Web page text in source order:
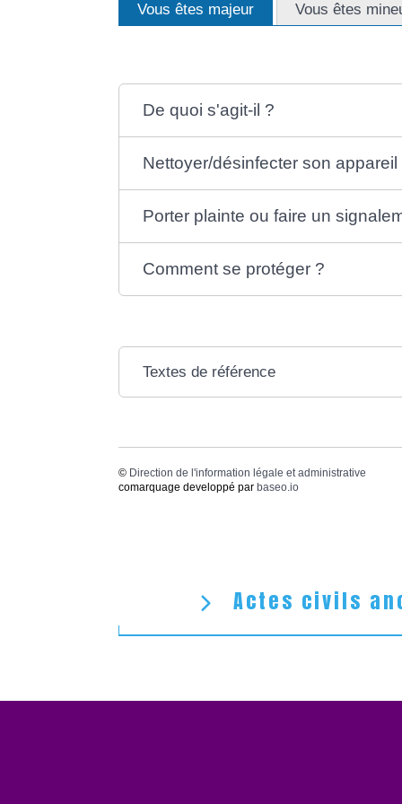
Vous êtes majeur Vous êtes
De quoi s'agit-il ?
Nettoyer/désinfecter son appareil
Porter plainte ou faire un
Comment se protéger ?
Textes de référence
© Direction de l'information légale et administrative
comarquage developpé par baseo.io
Actes civils